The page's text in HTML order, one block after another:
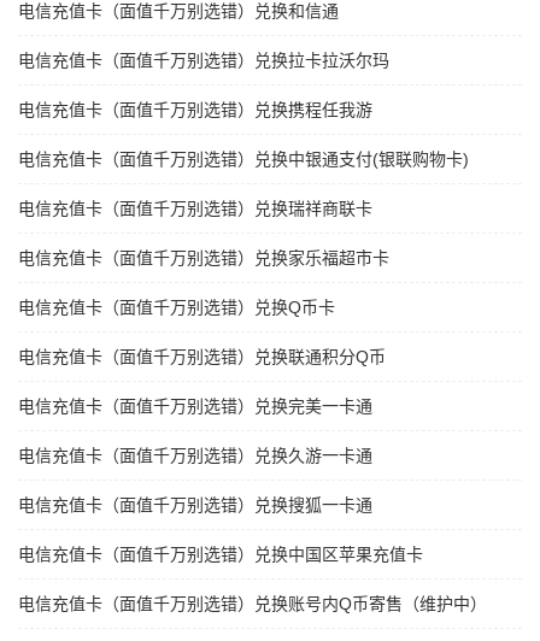
电信充值卡（面值千万别选错）兑换和信通
电信充值卡（面值千万别选错）兑换拉卡拉沃尔玛
电信充值卡（面值千万别选错）兑换携程任我游
电信充值卡（面值千万别选错）兑换中银通支付(银联购物卡)
电信充值卡（面值千万别选错）兑换瑞祥商联卡
电信充值卡（面值千万别选错）兑换家乐福超市卡
电信充值卡（面值千万别选错）兑换Q币卡
电信充值卡（面值千万别选错）兑换联通积分Q币
电信充值卡（面值千万别选错）兑换完美一卡通
电信充值卡（面值千万别选错）兑换久游一卡通
电信充值卡（面值千万别选错）兑换搜狐一卡通
电信充值卡（面值千万别选错）兑换中国区苹果充值卡
电信充值卡（面值千万别选错）兑换账号内Q币寄售（维护中）